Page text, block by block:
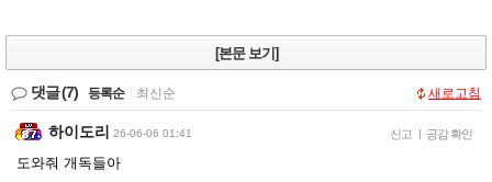
[본문 보기]
댓글(7) 등록순 최신순 새로고침
하이도리 26-06-06 01:41 신고 | 공감 확인
도와줘 개독들아